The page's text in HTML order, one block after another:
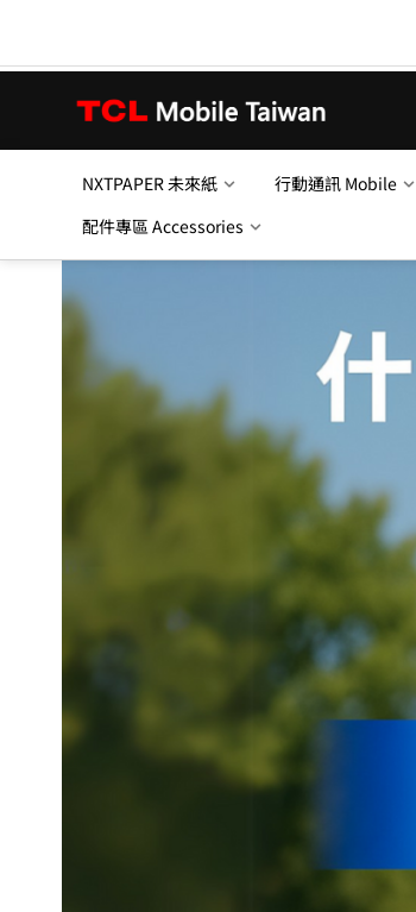
NXTPAPER 未來紙 行動通訊 Mobile
配件專區 Accessories